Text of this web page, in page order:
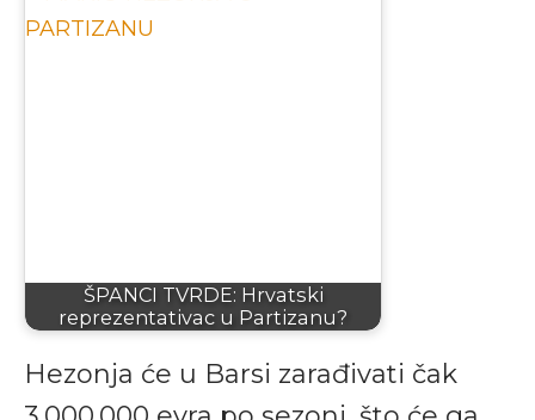
ŠPANCI TVRDE: Hrvatski
reprezentativac u Partizanu?
Hezonja će u Barsi zarađivati čak